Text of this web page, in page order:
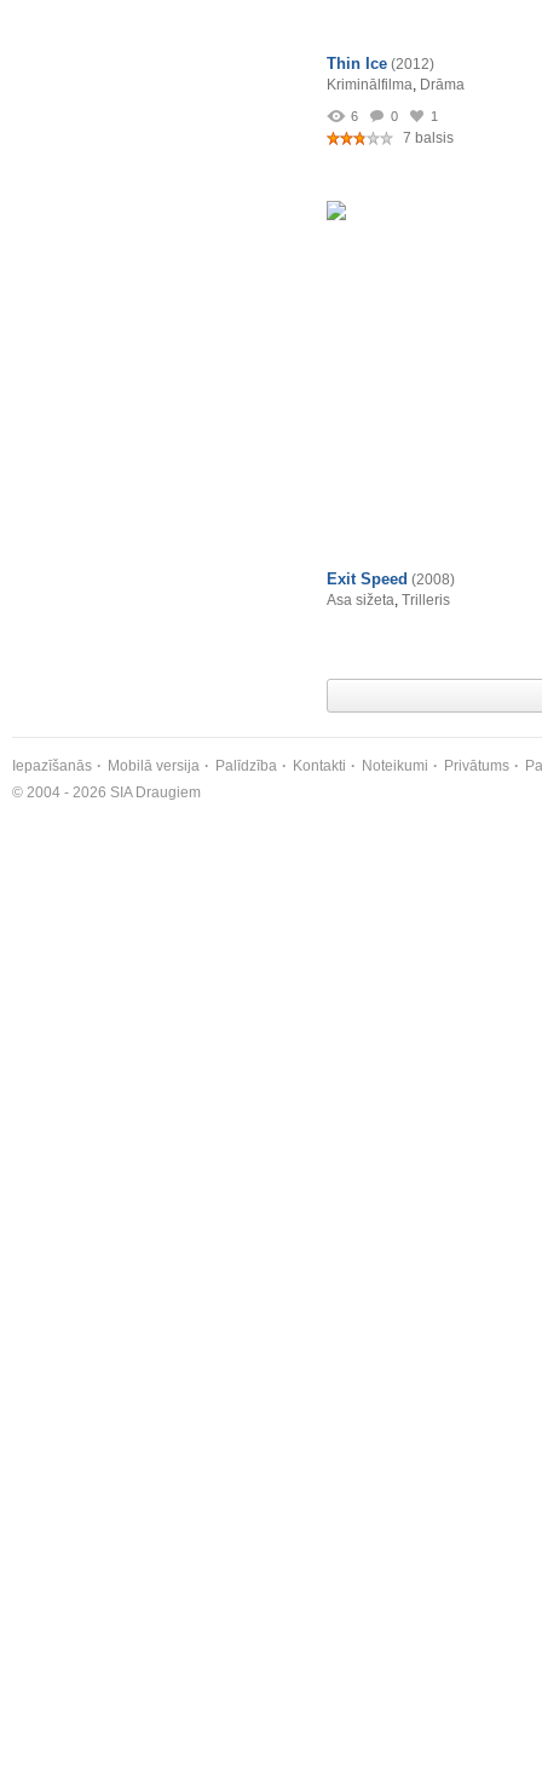
Thin Ice (2012)
Kriminālfilma, Drāma
6 0 1
7 balsis
Exit Speed (2008)
Asa sižeta, Trilleris
Iepazīšanās Mobilā versija Palīdzība Kontakti Noteikumi Privātums
© 2004 - 2026 SIA Draugiem